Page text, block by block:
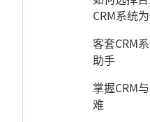
CRM系统
客套CRM
助手
掌握CRM
难